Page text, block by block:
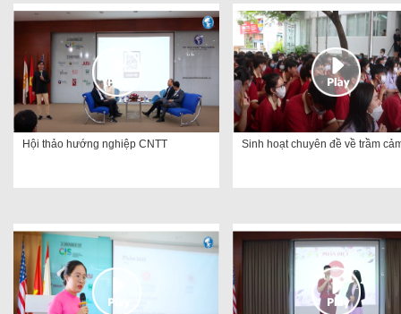
Hội thảo hướng nghiệp CNTT Sinh hoạt chuyên đề về trầm